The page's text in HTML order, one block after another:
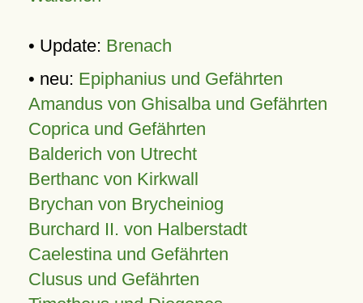
• Update: Brenach
• neu: Epiphanius und Gefährten
Amandus von Ghisalba und Gefährten
Coprica und Gefährten
Balderich von Utrecht
Berthanc von Kirkwall
Brychan von Brycheiniog
Burchard II. von Halberstadt
Caelestina und Gefährten
Clusus und Gefährten